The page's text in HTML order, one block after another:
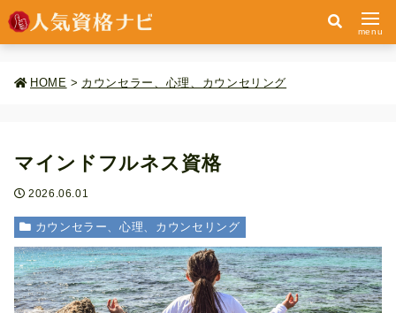
menu
HOME > カウンセラー、心理、カウンセリング
マインドフルネス資格
2026.06.01
カウンセラー、心理、カウンセリング